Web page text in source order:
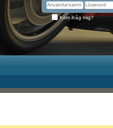
Kom ihåg mig?